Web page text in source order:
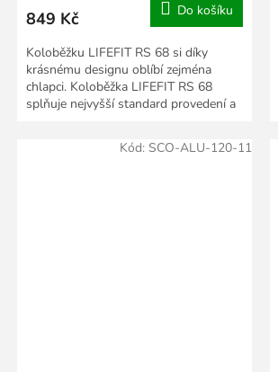
849 Kč Do košíku
Koloběžku LIFEFIT RS 68 si díky
krásnému designu oblíbí zejména
chlapci. Koloběžka LIFEFIT RS 68
splňuje nejvyšší standard provedení a
Kód: SCO-ALU-120-11